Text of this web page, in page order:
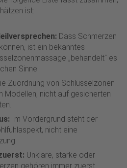
ist:
Dass Schmerzen
ist ein bekanntes
„behandelt" es
Sinne.
Zuordnung von Schlüsselzonen
Modellen, nicht auf gesicherten
Im Vordergrund steht der
nicht eine
Unklare, starke oder
gehören immer zuerst